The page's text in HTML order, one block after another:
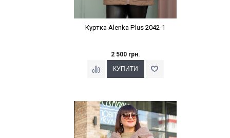
Куртка Alenka Plus 2042-1
2 500 грн.
Наклейки Варіант з %